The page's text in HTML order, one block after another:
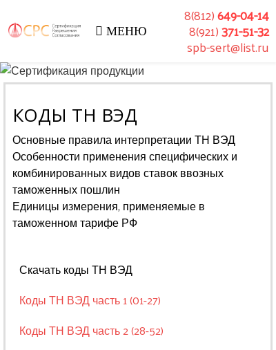
МЕНЮ
8(812)649-04-14
8(921)371-51-32
spb-sert@list.ru
КОДЫ ТН ВЭД
Основные правила интерпретации ТН ВЭД
Особенности применения специфических и
комбинированных видов ставок ввозных
таможенных пошлин
Единицы измерения, применяемые в
таможенном тарифе РФ
Скачать коды ТН ВЭД
Коды ТН ВЭД часть 1 (01-27)
Коды ТН ВЭД часть 2 (28-52)